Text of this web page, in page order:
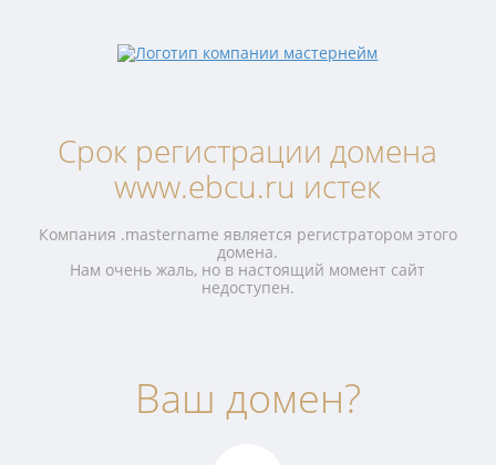
Срок регистрации домена
www.ebcu.ru истек
Компания .mastername является регистратором этого
домена.
Нам очень жаль, но в настоящий момент сайт
недоступен.
Ваш домен?